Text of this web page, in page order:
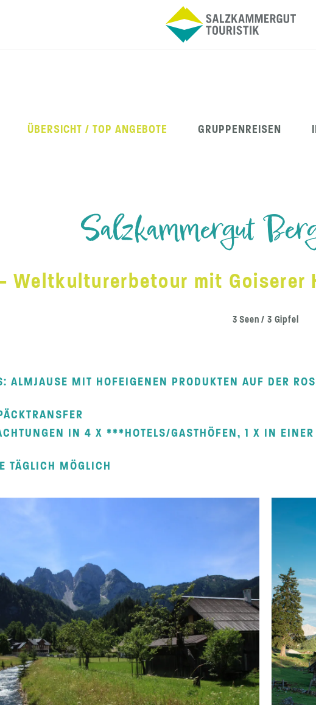
ÜBERSICHT / TOP ANGEBOTE GRUPPENREISEN
Salzkammergut
Weltkulturerbetour mit Goiserer
3 Seen / 3 Gipfel
ALMJAUSE MIT HOFEIGENEN PRODUKTEN AUF DER
IN 4 X ***HOTELS/GASTHÖFEN, 1 X IN EINER
TÄGLICH MÖGLICH